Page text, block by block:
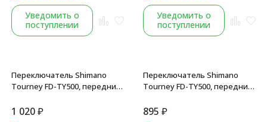
Уведомить о
поступлении
Уведомить о
поступлении
Переключатель Shimano
Tourney FD-TY500, передний,
42T, универсальная тяга,
1 020₽
Переключатель Shimano
Tourney FD-TY500, передний,
42T, универсальная тяга, без
895 ₽